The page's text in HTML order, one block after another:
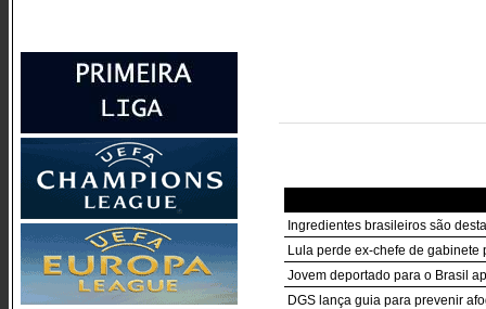
Ingredientes brasileiros são
Lula perde ex-chefe de gabinete
Jovem deportado para o Brasil
DGS lança guia para prevenir